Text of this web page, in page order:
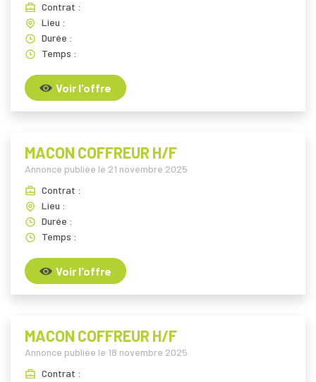
Contrat :
Lieu :
Durée :
Temps :
Voir l'offre
MACON COFFREUR H/F
Annonce publiée le 21 novembre 2025
Contrat :
Lieu :
Durée :
Temps :
Voir l'offre
MACON COFFREUR H/F
Annonce publiée le 18 novembre 2025
Contrat :